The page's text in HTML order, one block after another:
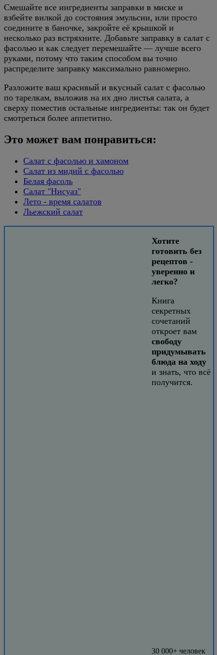
Смешайте все ингредиенты заправки в миске и
взбейте вилкой до состояния эмульсии, или просто
соедините в баночке, закройте её крышкой и
несколько раз встряхните. Добавьте заправку в салат с
фасолью и как следует перемешайте — лучше всего
руками, потому что таким способом вы точно
распределите заправку максимально равномерно.
Разложите ваш красивый и вкусный салат с фасолью
по тарелкам, выложив на их дно листья салата, а
сверху поместив остальные ингредиенты: так он будет
смотреться более аппетитно.
Это может вам понравиться:
Салат с фасолью и хамоном
Салат из мидий с фасолью
Белая фасоль
Салат "Нисуаз"
Лето - время салатов
Льежский салат
Хотите
готовить без
рецептов -
уверенно и
легко?
Книга
секретных
сочетаний
откроет вам
свободу
придумывать
блюда на ходу
и знать, что всё
получится.
30 000+ человек